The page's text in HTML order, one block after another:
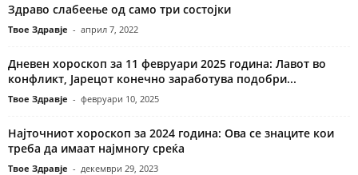
Здраво слабеење од само три состојки
Твое Здравје - април 7, 2022
Дневен хороскоп за 11 февруари 2025 година: Лавот во
конфликт, Јарецот конечно заработува подобри...
Твое Здравје - февруари 10, 2025
Најточниот хороскоп за 2024 година: Ова се знаците кои
треба да имаат најмногу среќа
Твое Здравје - декември 29, 2023